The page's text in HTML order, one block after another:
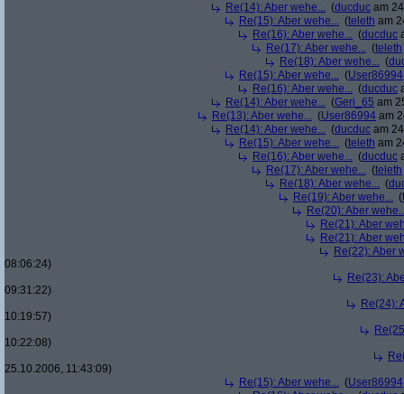
Re(14): Aber wehe... (ducduc am
Re(15): Aber wehe... (teleth am
Re(16): Aber wehe... (ducduc
Re(17): Aber wehe... (teleth
Re(18): Aber wehe... (
Re(15): Aber wehe... (User86994
Re(16): Aber wehe... (ducduc
Re(14): Aber wehe... (Geri_65 am
Re(13): Aber wehe... (User86994 am
Re(14): Aber wehe... (ducduc am
Re(15): Aber wehe... (teleth am
Re(16): Aber wehe... (ducduc
Re(17): Aber wehe... (teleth
Re(18): Aber wehe... (
Re(19): Aber wehe... (
Re(20): Aber
Re(21): Aber
Re(21): Aber
Re(22): Aber
08:06:24)
Re(23):
09:31:22)
Re(24):
10:19:57)
10:22:08)
25.10.2006, 11:43:09)
Re(15): Aber wehe... (User86994